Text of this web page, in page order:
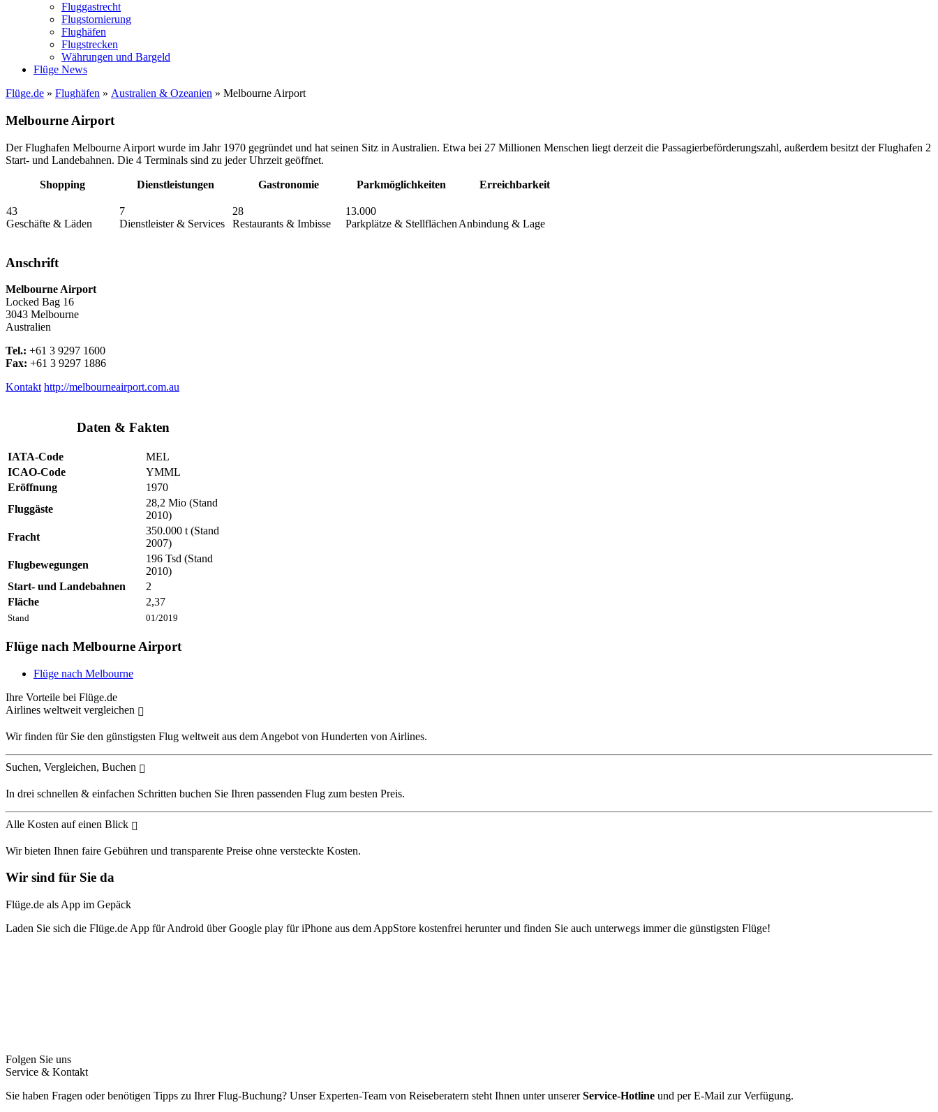
Fluggastrecht
Flugstornierung
Flughäfen
Flugstrecken
Währungen und Bargeld
Flüge News
Flüge.de » Flughäfen » Australien & Ozeanien » Melbourne Airport
Melbourne Airport
Der Flughafen Melbourne Airport wurde im Jahr 1970 gegründet und hat seinen Sitz in Australien. Etwa bei 27 Millionen Menschen liegt derzeit die Passagierbeförderungszahl, außerdem besitzt der Flughafen 2
Start- und Landebahnen. Die 4 Terminals sind zu jeder Uhrzeit geöffnet.
Shopping Dienstleistungen Gastronomie Parkmöglichkeiten Erreichbarkeit
43
Geschäfte & Läden
7
Dienstleister & Services
28
Restaurants & Imbisse
13.000
Parkplätze & Stellflächen Anbindung & Lage
Anschrift
Melbourne Airport
Locked Bag 16
3043 Melbourne
Australien
Tel.: +61 3 9297 1600
Fax: +61 3 9297 1886
Kontakt http://melbourneairport.com.au
Daten & Fakten
Stand 01/2019
IATA-Code
MEL
ICAO-Code
YMML
Eröffnung
1970
Fluggäste
28,2 Mio (Stand
2010)
Fracht
350.000 t (Stand
2007)
Flugbewegungen
196 Tsd (Stand
2010)
Start- und Landebahnen
2
Fläche
2,37
Flüge nach Melbourne Airport
Flüge nach Melbourne
Ihre Vorteile bei Flüge.de
Airlines weltweit vergleichen
Wir finden für Sie den günstigsten Flug weltweit aus dem Angebot von Hunderten von Airlines.
Suchen, Vergleichen, Buchen
In drei schnellen & einfachen Schritten buchen Sie Ihren passenden Flug zum besten Preis.
Alle Kosten auf einen Blick
Wir bieten Ihnen faire Gebühren und transparente Preise ohne versteckte Kosten.
Wir sind für Sie da
Flüge.de als App im Gepäck
Laden Sie sich die Flüge.de App für Android über Google play für iPhone aus dem AppStore kostenfrei herunter und finden Sie auch unterwegs immer die günstigsten Flüge!
Folgen Sie uns
Service & Kontakt
Sie haben Fragen oder benötigen Tipps zu Ihrer Flug-Buchung? Unser Experten-Team von Reiseberatern steht Ihnen unter unsererService-Hotline und per E-Mail zur Verfügung.